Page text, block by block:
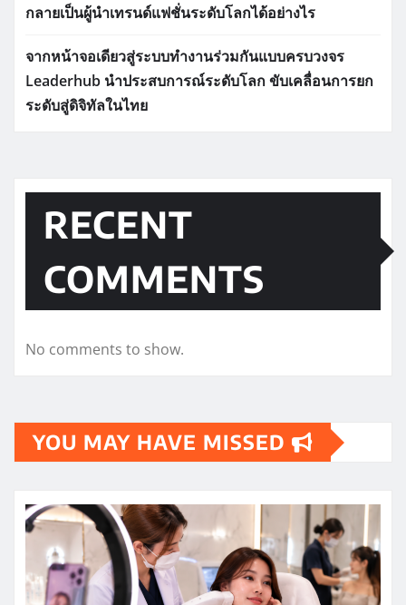
กลายเป็นผู้นำเทรนด์แฟชั่นระดับโลกได้อย่างไร
จากหน้าจอเดียวสู่ระบบทำงานร่วมกันแบบครบวงจร
Leaderhub นำประสบการณ์ระดับโลก ขับเคลื่อนการยก
ระดับสู่ดิจิทัลในไทย
RECENT
COMMENTS
No comments to show.
YOU MAY HAVE MISSED